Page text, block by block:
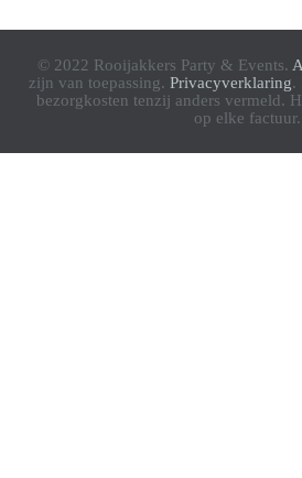
© 2022 Rooijakkers Party & Events.
zijn van toepassing. Privacyverklaring.
bezorgkosten tenzij anders vermeld.
op elke factuur.